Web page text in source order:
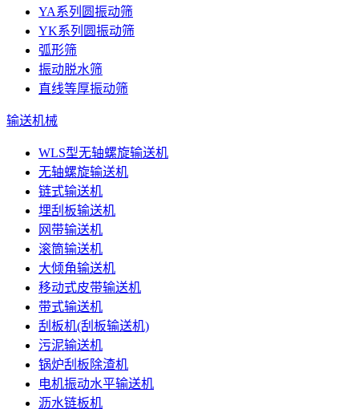
YA系列圆振动筛
YK系列圆振动筛
弧形筛
振动脱水筛
直线等厚振动筛
输送机械
WLS型无轴螺旋输送机
无轴螺旋输送机
链式输送机
埋刮板输送机
网带输送机
滚筒输送机
大倾角输送机
移动式皮带输送机
带式输送机
刮板机(刮板输送机)
污泥输送机
锅炉刮板除渣机
电机振动水平输送机
沥水链板机